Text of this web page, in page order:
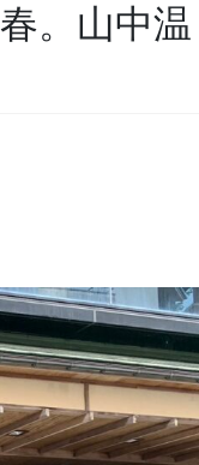
。山中温